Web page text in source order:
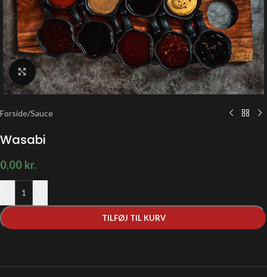
Klik for at forstørre
Forside/Sauce
Wasabi
0,00 kr.
TILFØJ TIL KURV